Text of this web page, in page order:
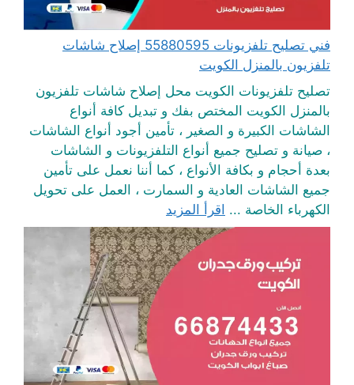
فني تصليح تلفزيونات 55880595 إصلاح شاشات
تلفزيون بالمنزل الكويت
تصليح تلفزيونات الكويت محل إصلاح شاشات تلفزيون
بالمنزل الكويت المختص بفك و تبديل كافة أنواع
الشاشات الكبيرة و الصغير ، تأمين أجود أنواع الشاشات
، صيانة و تصليح جميع أنواع التلفزيونات و الشاشات
بعدة أحجام و بكافة الأنواع ، كما أننا نعمل على تأمين
جميع الشاشات العادية و السمارت ، العمل على تحويل
الكهرباء الخاصة ... اقرأ المزيد